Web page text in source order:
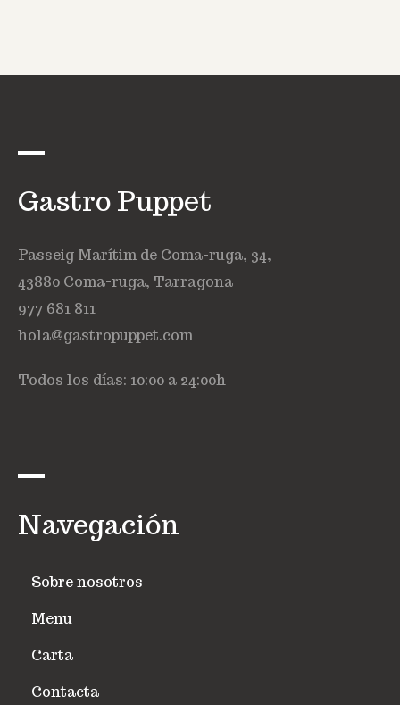
Gastro Puppet
Passeig Marítim de Coma-ruga, 34,
43880 Coma-ruga, Tarragona
977 681 811
hola@gastropuppet.com
Todos los días: 10:00 a 24:00h
Navegación
Sobre nosotros
Menu
Carta
Contacta